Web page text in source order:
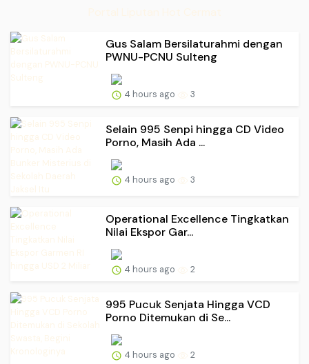
Gus Salam Bersilaturahmi dengan
PWNU-PCNU Sulteng
4 hours ago 3
Selain 995 Senpi hingga CD Video
Porno, Masih Ada ...
4 hours ago 3
Operational Excellence Tingkatkan
Nilai Ekspor Gar...
4 hours ago 2
995 Pucuk Senjata Hingga VCD
Porno Ditemukan di Se...
4 hours ago 2